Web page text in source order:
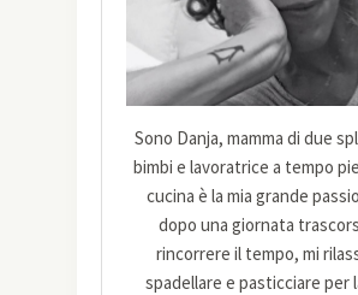
Sono Danja, mamma di due
bimbi e lavoratrice a tempo
cucina è la mia grande
dopo una giornata
rincorrere il tempo, mi
spadellare e pasticciare per